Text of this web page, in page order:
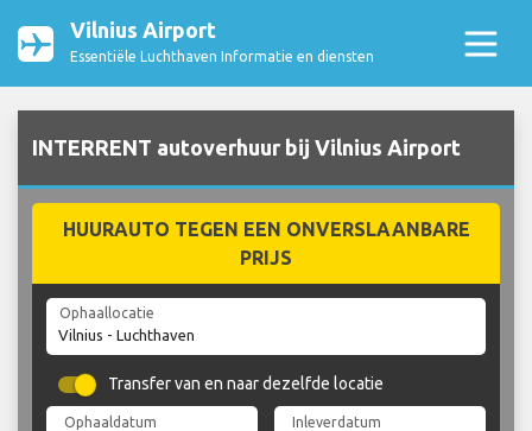
Vilnius Airport
Essentiële Luchthaven Informatie en diensten
INTERRENT autoverhuur bij Vilnius Airport
HUURAUTO TEGEN EEN ONVERSLAANBARE
PRIJS
Ophaallocatie
Transfer van en naar dezelfde locatie
Ophaaldatum Inleverdatum